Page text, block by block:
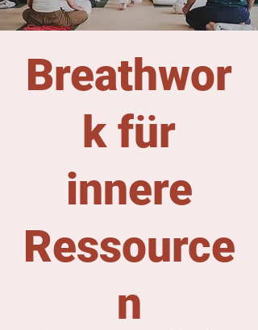
Breathwor
k für
innere
Ressource
n